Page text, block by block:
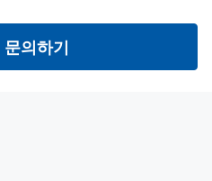
의하기